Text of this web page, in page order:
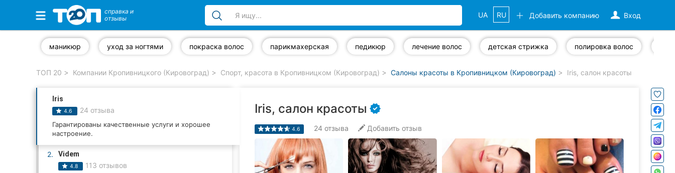
Избранные компании
Стоматологии
Частные клиники
Ветеринарные клиники
Автошколы
справка и
отзывы
Вход
Добавить компанию
UA RU
маникюр уход за ногтями покраска волос парикмахерская педикюр лечение волос детская стрижка полировка волос
ТОП 20 Компании Кропивницкого (Кировоград) Спорт, красота в Кропивницком (Кировоград) Салоны красоты в Кропивницком (Кировоград) Iris, салон красоты
Iris
4.6 24 отзыва
Гарантированы качественные услуги и хорошее
настроение.
2. Videm
4.8 113 отзывов
Iris, салон красоты
4.6 24 отзыва Добавить отзыв